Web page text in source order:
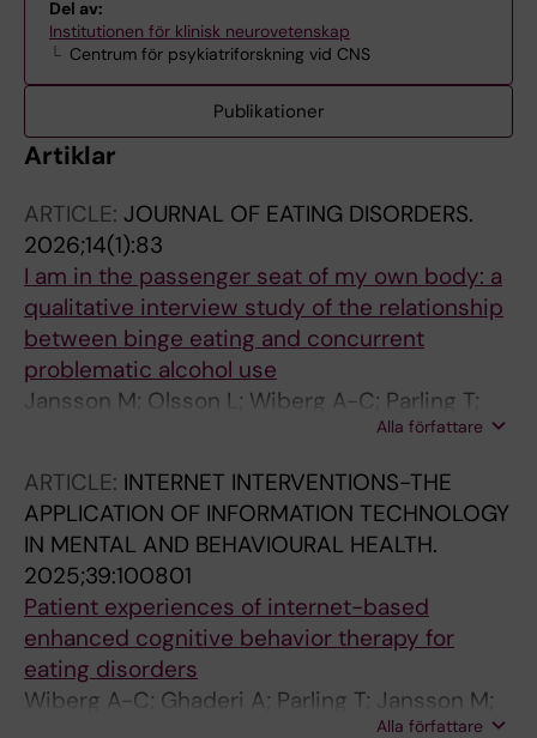
Del av:
Institutionen för klinisk neurovetenskap
Centrum för psykiatriforskning vid CNS
Publikationer
Artiklar
ARTICLE: JOURNAL OF EATING DISORDERS.
2026;14(1):83
I am in the passenger seat of my own body: a
qualitative interview study of the relationship
between binge eating and concurrent
problematic alcohol use
Jansson M; Olsson L; Wiberg A-C; Parling T;
Ghaderi A; Ingesson-Hammarberg SAlla författare
ARTICLE: INTERNET INTERVENTIONS-THE
APPLICATION OF INFORMATION TECHNOLOGY
IN MENTAL AND BEHAVIOURAL HEALTH.
2025;39:100801
Patient experiences of internet-based
enhanced cognitive behavior therapy for
eating disorders
Wiberg A-C; Ghaderi A; Parling T; Jansson M;
Alla författare